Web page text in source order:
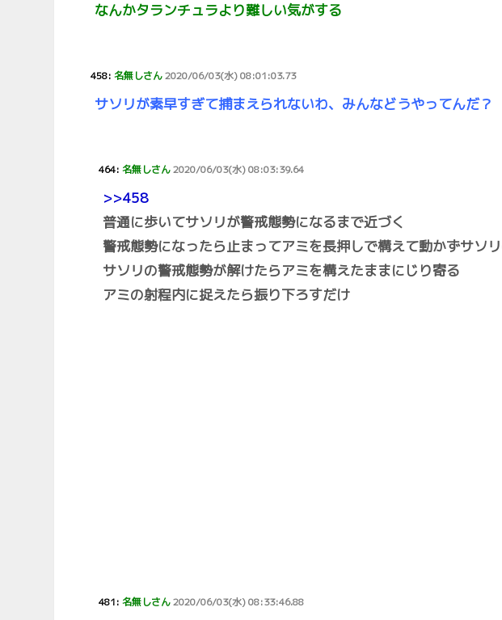
なんかタランチュラより難しい気がする
458:名無しさん2020/06/03(水) 08:01:03.73
サソリが素早すぎて捕まえられないわ、みんなどうやってんだ？
464:名無しさん2020/06/03(水) 08:03:39.64
>>458
普通に歩いてサソリが警戒態勢になるまで近づく
警戒態勢になったら止まってアミを長押しで構えて動かずサソ
サソリの警戒態勢が解けたらアミを構えたままにじり寄る
アミの射程内に捉えたら振り下ろすだけ
481:名無しさん2020/06/03(水) 08:33:46.88